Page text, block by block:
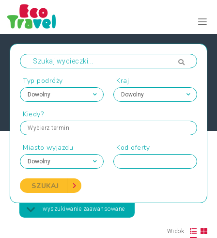
Typ podróży Kraj
Kiedy?
Wybierz termin
Miasto wyjazdu Kod oferty
SZUKAJ
wyszukiwanie zaawansowane
Widok